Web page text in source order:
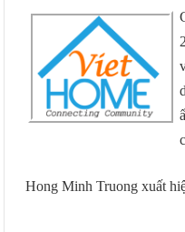
Hong Minh Truong xuất